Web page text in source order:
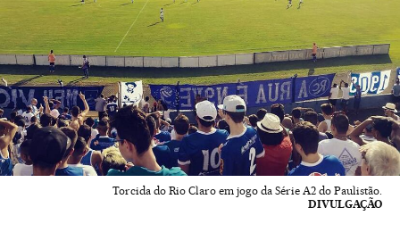
Torcida do Rio Claro em jogo da Série A2 do Paulistão.
DIVULGAÇÃO